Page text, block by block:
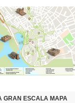
GRAN ESCALA MAPA